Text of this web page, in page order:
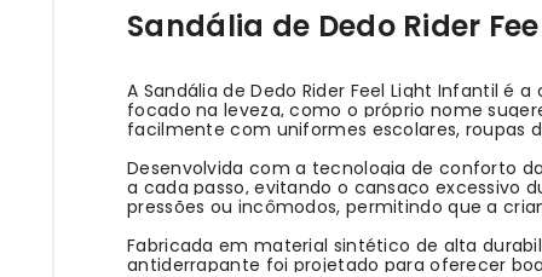
Sandália de Dedo Rider
A Sandália de Dedo Rider Feel Light Infantil
focado na leveza, como o próprio nome
facilmente com uniformes escolares, roupas
Desenvolvida com a tecnologia de conforto
a cada passo, evitando o cansaço excessivo
pressões ou incômodos, permitindo que a
Fabricada em material sintético de alta
antiderrapante foi projetado para oferecer